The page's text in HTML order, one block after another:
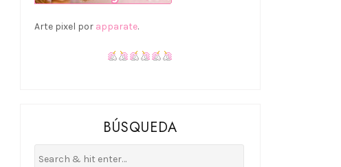
Arte pixel por apparate.
BÚSQUEDA